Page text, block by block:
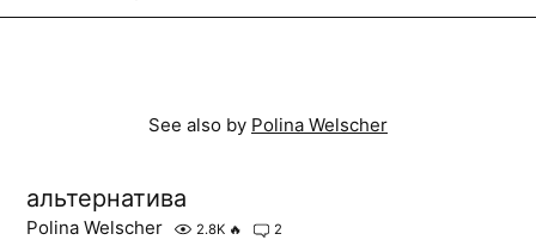
See also by Polina Welscher
альтернатива
Polina Welscher 2.8K 🔥 2